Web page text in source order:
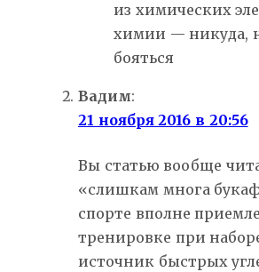
из химических
химии — никуда,
бояться
Вадим:
21 ноября 2016 в 20:56
Вы статью вообще
«слишкам многа
спорте вполне
тренировке при
источник быстрых